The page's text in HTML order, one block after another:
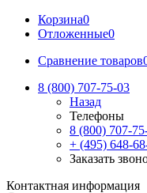
Корзина0
Отложенные0
Сравнение товаров
8 (800) 707-75-03
Назад
Телефоны
8 (800) 707-
+ (495) 648-
Заказать
Контактная информация